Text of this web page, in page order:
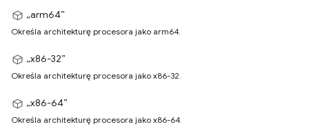
„arm64”
Określa architekturę procesora jako arm64.
„x86-32”
Określa architekturę procesora jako x86-32.
„x86-64”
Określa architekturę procesora jako x86-64.